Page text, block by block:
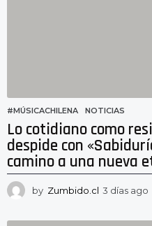
#MÚSICACHILENA ,NOTICIAS
Lo cotidiano como
despide con
camino a una nueva
by Zumbido.cl 3 días ago